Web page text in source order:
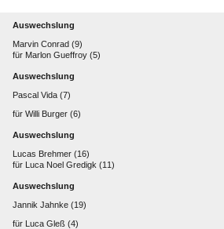
Auswechslung
  
für   
Auswechslung
  
für  
Auswechslung
  
für    
Auswechslung
  
für   